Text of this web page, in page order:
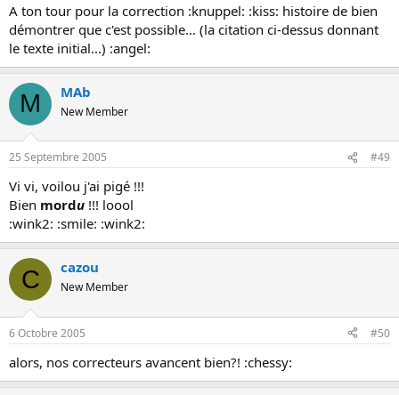
A ton tour pour la correction :knuppel: :kiss: histoire de bien
démontrer que c'est possible... (la citation ci-dessus donnant
le texte initial...) :angel:
M MAb
New Member
25 Septembre 2005 #49
Vi vi, voilou j'ai pigé !!!
Bien mordu !!! loool
:wink2: :smile: :wink2:
C cazou
New Member
6 Octobre 2005 #50
alors, nos correcteurs avancent bien?! :chessy: